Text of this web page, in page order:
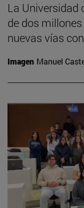
La Universidad
de dos
nuevas vías
Imagen Manuel